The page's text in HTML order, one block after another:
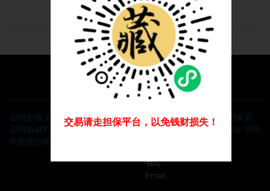
交易请走担保平台，以免钱财损失！
咨询留言
联系我们
启明瓷器 启明电瓷商标广东佛山启明星陶瓷启明新材料
启明家居
启明新材料有限公司 启明实业 淄博启明星陶瓷 启明装饰的地址
启明
作瓷器价格
电话 :
E-mail :